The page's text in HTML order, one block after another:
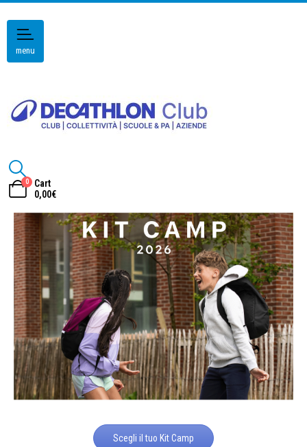
menu
0
Cart
0,00€
Scegli il tuo Kit Camp